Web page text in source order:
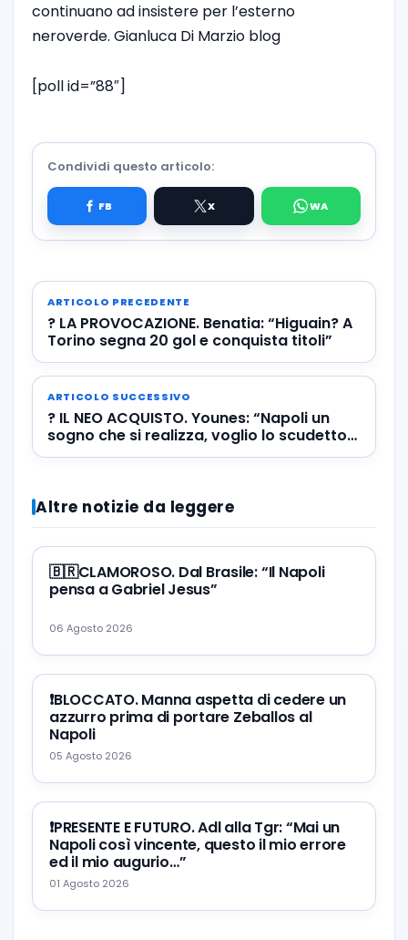
continuano ad insistere per l’esterno
neroverde. Gianluca Di Marzio blog
[poll id=”88″]
Condividi questo articolo:
ARTICOLO PRECEDENTE
? LA PROVOCAZIONE. Benatia: “Higuain? A
Torino segna 20 gol e conquista titoli”
ARTICOLO SUCCESSIVO
? IL NEO ACQUISTO. Younes: “Napoli un
sogno che si realizza, voglio lo scudetto!
Città meravigliosa
Altre notizie da leggere
🇧🇷CLAMOROSO. Dal Brasile: “Il Napoli
pensa a Gabriel Jesus”
06 Agosto 2026
❗️BLOCCATO. Manna aspetta di cedere un
azzurro prima di portare Zeballos al
Napoli
05 Agosto 2026
❗️PRESENTE E FUTURO. Adl alla Tgr: “Mai un
Napoli così vincente, questo il mio errore
ed il mio augurio…”
01 Agosto 2026